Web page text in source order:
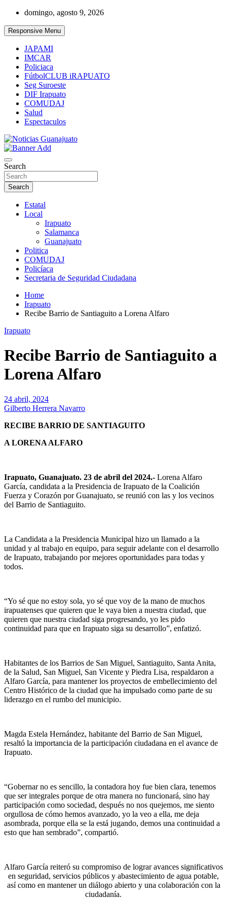
Skip
content
domingo, agosto 9, 2026
Responsive Menu
JAPAMI
IMCAR
Policiaca
FútbolCLUB iRAPUATO
Seg Suroeste
DIF Irapuato
COMUDAJ
Salud
Espectaculos
Noticias Guanajuato
Search
Search
Estatal
Local
Irapuato
Salamanca
Guanajuato
Politica
COMUDAJ
Policíaca
Secretaria de Seguridad Ciudadana
Home
Irapuato
Recibe Barrio de Santiaguito a Lorena Alfaro
Irapuato
Recibe Barrio de Santiaguito a
Lorena Alfaro
24 abril, 2024
Gilberto Herrera Navarro
RECIBE BARRIO DE SANTIAGUITO
A LORENA ALFARO
Irapuato, Guanajuato. 23 de abril del 2024.- Lorena Alfaro
García, candidata a la Presidencia de Irapuato de la Coalición
Fuerza y Corazón por Guanajuato, se reunió con las y los vecinos
del Barrio de Santiaguito.
La Candidata a la Presidencia Municipal hizo un llamado a la
unidad y al trabajo en equipo, para seguir adelante con el desarrollo
de Irapuato, trabajando por mejores oportunidades para todas y
todos.
“Yo sé que no estoy sola, yo sé que voy de la mano de muchos
irapuatenses que quieren que le vaya bien a nuestra ciudad, que
quieren que nuestra ciudad siga progresando, yo les pido
continuidad para que en Irapuato siga su desarrollo”, enfatizó.
Habitantes de los Barrios de San Miguel, Santiaguito, Santa Anita,
de la Salud, San Miguel, San Vicente y Piedra Lisa, respaldaron a
Alfaro García, para mantener los proyectos de embellecimiento del
Centro Histórico de la ciudad que ha impulsado como parte de su
liderazgo en el rumbo del municipio.
Magda Estela Hernández, habitante del Barrio de San Miguel,
resaltó la importancia de la participación ciudadana en el avance de
Irapuato.
“Gobernar no es sencillo, la contadora hoy fue bien clara, tenemos
que ser integrales porque de otra manera no funcionará, sino hay
participación como sociedad, después no nos quejemos, me siento
orgullosa de cómo hemos avanzado, yo la veo a ella, me deja
asombrada, porque ella se la está jugando, demos una continuidad a
esto que han sembrado”, compartió.
Alfaro García reiteró su compromiso de lograr avances significativos
en seguridad, servicios públicos y abastecimiento de agua potable,
así como en mantener un diálogo abierto y una colaboración con la
ciudadanía.